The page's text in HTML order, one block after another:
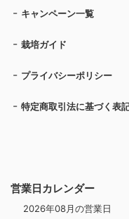
営業日カレンダー
2026年08月の営業日
キャンペーン一覧
栽培ガイド
プライバシーポリシー
特定商取引法に基づく表